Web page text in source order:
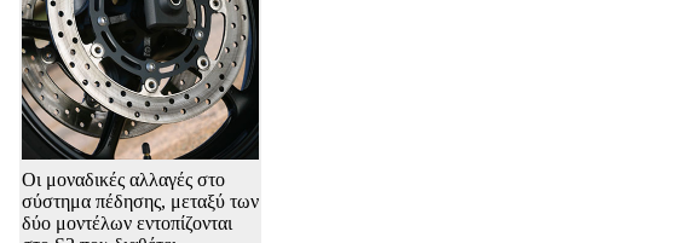
Οι μοναδικές αλλαγές στο
σύστημα πέδησης, μεταξύ των
δύο μοντέλων εντοπίζονται